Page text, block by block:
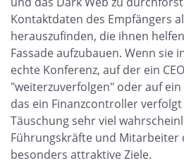
Kontaktdaten des Empfängers
herauszufinden, die ihnen
Fassade aufzubauen. Wenn sie
echte Konferenz, auf der ein
"weiterzuverfolgen" oder auf
das ein Finanzcontroller
Täuschung sehr viel
Führungskräfte und Mitarbeiter
besonders attraktive Ziele.